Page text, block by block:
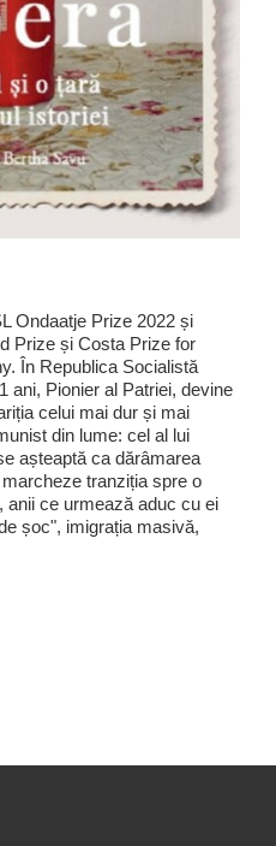
Ondaatje Prize 2022 și
Prize și Costa Prize for
În Republica Socialistă
ani, Pionier al Patriei, devine
celui mai dur și mai
din lume: cel al lui
așteaptă ca dărâmarea
tranziția spre o
anii ce urmează aduc cu ei
șoc", imigrația masivă,